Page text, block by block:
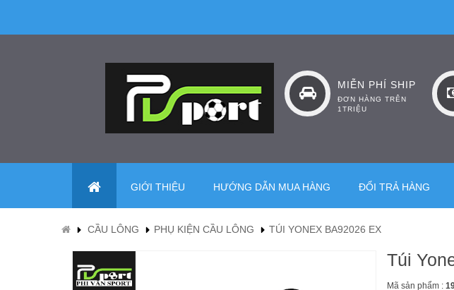
MIỄN PHÍ SHIP
ĐƠN HÀNG TRÊN
1TRIỆU
GIỚI THIỆU HƯỚNG DẪN MUA HÀNG ĐỔI TRẢ HÀNG
CẦU LÔNG PHỤ KIỆN CẦU LÔNG TÚI YONEX BA92026 EX
Túi
Mã sản phẩm :